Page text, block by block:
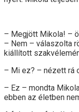
– Megjött Mikola! –
– Nem – válaszolta
kiállított
– Mi ez? – nézett rá
– Ez – mondta
ebben az életben